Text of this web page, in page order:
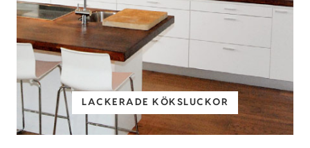
LACKERADE KÖKSLUCKOR